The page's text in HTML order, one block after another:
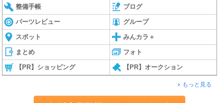
整備手帳 ブログ
パーツレビュー グループ
スポット みんカラ＋
まとめ フォト
【PR】ショッピング 【PR】オークション
もっと見る